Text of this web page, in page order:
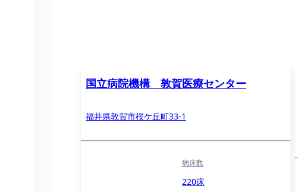
国立病院機構 敦賀医療センター
福井県敦賀市桜ケ丘町33-1
病床数
220床